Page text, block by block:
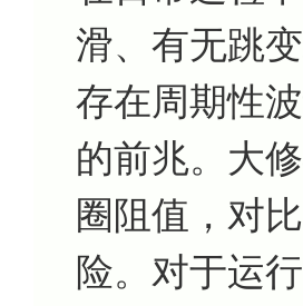
滑、有无跳
存在周期性
的前兆。大
圈阻值，对
险。对于运